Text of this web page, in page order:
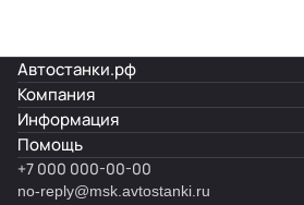
Автостанки.рф
Компания
Информация
Помощь
+7 000 000-00-00
no-reply@msk.avtostanki.ru